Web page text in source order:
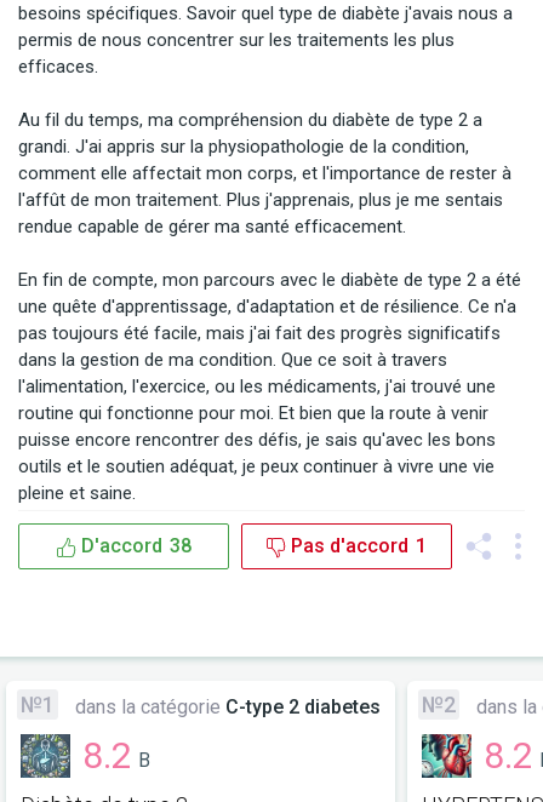
besoins spécifiques. Savoir quel type de diabète j'avais nous a
permis de nous concentrer sur les traitements les plus
efficaces.
Au fil du temps, ma compréhension du diabète de type 2 a
grandi. J'ai appris sur la physiopathologie de la condition,
comment elle affectait mon corps, et l'importance de rester à
l'affût de mon traitement. Plus j'apprenais, plus je me sentais
rendue capable de gérer ma santé efficacement.
En fin de compte, mon parcours avec le diabète de type 2 a été
une quête d'apprentissage, d'adaptation et de résilience. Ce n'a
pas toujours été facile, mais j'ai fait des progrès significatifs
dans la gestion de ma condition. Que ce soit à travers
l'alimentation, l'exercice, ou les médicaments, j'ai trouvé une
routine qui fonctionne pour moi. Et bien que la route à venir
puisse encore rencontrer des défis, je sais qu'avec les bons
outils et le soutien adéquat, je peux continuer à vivre une vie
pleine et saine.
D'accord 38 Pas d'accord 1
№1 dans la catégorie C-type 2 diabetes
8.2 B
№2 dans
8.2